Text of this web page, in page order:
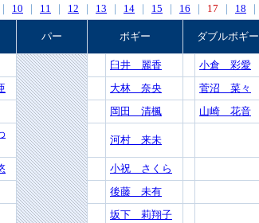
｜ 10 ｜ 11 ｜ 12 ｜ 13 ｜ 14 ｜ 15 ｜ 16 ｜ 17 ｜ 18 ｜
パー ボギー ダブルボギー
臼井 麗香
小倉 彩愛
大林 奈央
菅沼 菜々
岡田 清楓
山崎 花音
河村 来未
小祝 さくら
後藤 未有
坂下 莉翔子